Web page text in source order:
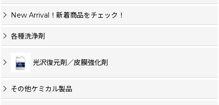
New Arrival！新着商品をチェック！
各種洗浄剤
光沢復元剤／皮膜強化剤
その他ケミカル製品